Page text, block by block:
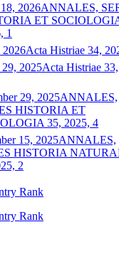
2026ANNALES,
ET
1
2026Acta Histriae 34,
29, 2025Acta Histriae 33,
29, 2025ANNALES,
HISTORIA ET
35, 2025, 4
15, 2025ANNALES,
HISTORIA
2